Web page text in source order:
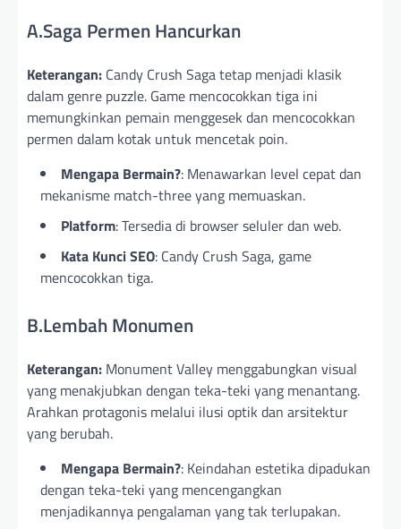
A.Saga Permen Hancurkan
Keterangan: Candy Crush Saga tetap menjadi klasik
dalam genre puzzle. Game mencocokkan tiga ini
memungkinkan pemain menggesek dan mencocokkan
permen dalam kotak untuk mencetak poin.
Mengapa Bermain?: Menawarkan level cepat dan
mekanisme match-three yang memuaskan.
Platform: Tersedia di browser seluler dan web.
Kata Kunci SEO: Candy Crush Saga, game
mencocokkan tiga.
B.Lembah Monumen
Keterangan: Monument Valley menggabungkan visual
yang menakjubkan dengan teka-teki yang menantang.
Arahkan protagonis melalui ilusi optik dan arsitektur
yang berubah.
Mengapa Bermain?: Keindahan estetika dipadukan
dengan teka-teki yang mencengangkan
menjadikannya pengalaman yang tak terlupakan.